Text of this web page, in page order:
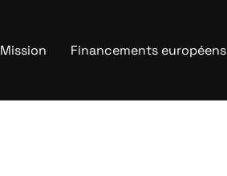
Mission Financements européens